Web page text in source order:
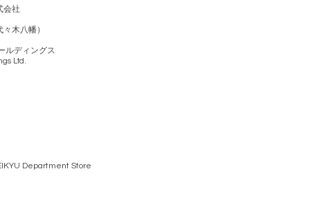
会社
木八幡）
ルディングス
Ltd.
Department Store